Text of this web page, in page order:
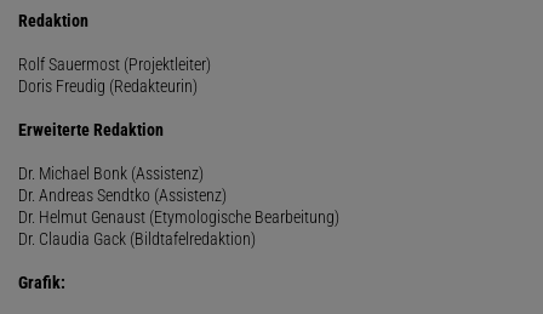
Redaktion
Rolf Sauermost (Projektleiter)
Doris Freudig (Redakteurin)
Erweiterte Redaktion
Dr. Michael Bonk (Assistenz)
Dr. Andreas Sendtko (Assistenz)
Dr. Helmut Genaust (Etymologische Bearbeitung)
Dr. Claudia Gack (Bildtafelredaktion)
Grafik: